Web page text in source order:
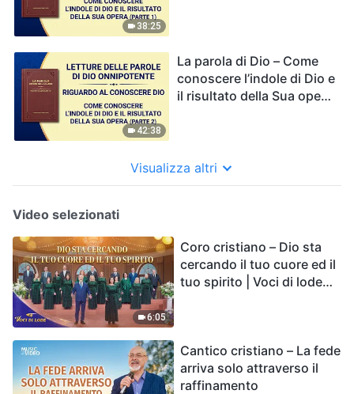
38:25
42:38
La parola di Dio – Come
conoscere l’indole di Dio e
il risultato della Sua opera
Visualizza altri
Video selezionati
6:05
Coro cristiano – Dio sta
cercando il tuo cuore ed il
tuo spirito | Voci di lode
Cantico cristiano – La fede
arriva solo attraverso il
raffinamento